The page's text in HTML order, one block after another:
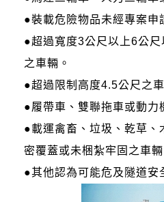
●裝載危險物品未經專案申
●超過寬度3公尺以上6公
之車輛。
●超過限制高度4.5公尺之
●履帶車、雙聯拖車或動力
●載運禽畜、垃圾、乾草、
密覆蓋或未梱紮牢固之車輛
●其他認為可能危及隧道安